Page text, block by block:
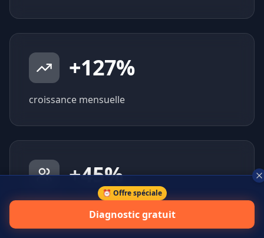
+127%
croissance mensuelle
+45%
⏰ Offre spéciale
Diagnostic gratuit